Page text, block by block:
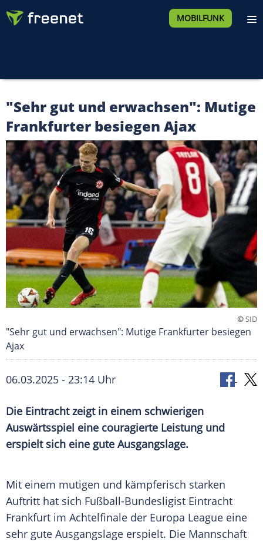
MOBILFUNK
"Sehr gut und erwachsen": Mutige
Frankfurter besiegen Ajax
©SID
"Sehr gut und erwachsen": Mutige Frankfurter besiegen
Ajax
06.03.2025 - 23:14 Uhr
Die Eintracht zeigt in einem schwierigen
Auswärtsspiel eine couragierte Leistung und
erspielt sich eine gute Ausgangslage.
Mit einem mutigen und kämpferisch starken
Auftritt hat sich Fußball-Bundesligist Eintracht
Frankfurt im Achtelfinale der Europa League eine
sehr gute Ausgangslage erspielt. Die Mannschaft